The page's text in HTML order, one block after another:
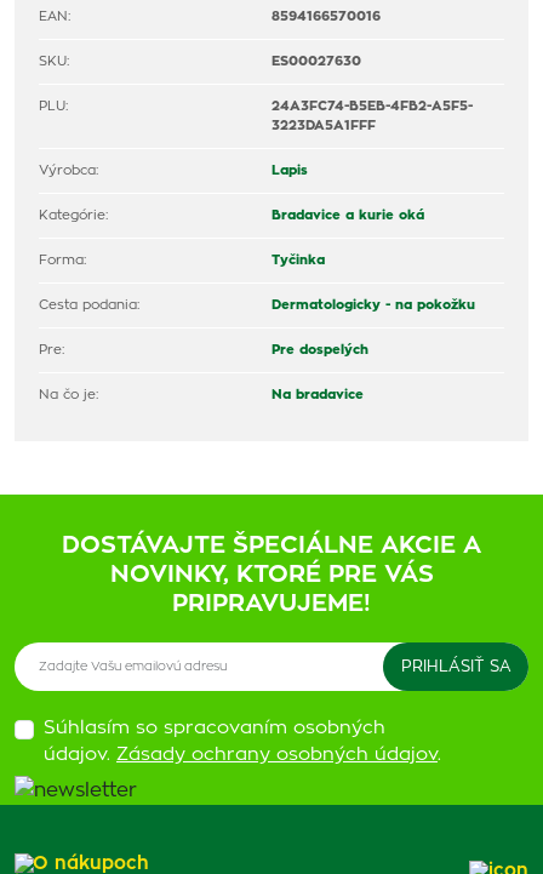
EAN: 8594166570016
SKU: ES00027630
PLU:
24A3FC74-B5EB-4FB2-A5F5-
3223DA5A1FFF
Výrobca: Lapis
Kategórie: Bradavice a kurie oká
Forma: Tyčinka
Cesta podania: Dermatologicky - na pokožku
Pre: Pre dospelých
Na čo je: Na bradavice
DOSTÁVAJTE ŠPECIÁLNE AKCIE A
NOVINKY, KTORÉ PRE VÁS
PRIPRAVUJEME!
Súhlasím so spracovaním osobných
údajov. Zásady ochrany osobných údajov.
O nákupoch